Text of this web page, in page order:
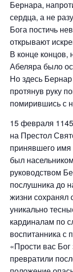
Бернара,
сердца, а не
Бога постичь
открывают
В конце концов,
Абеляра было
Но здесь
протянув руку
помирившись с
15 февраля
на Престол
принявшего имя
был
руководством
послушника до
жизни сохранял
уникально
кардиналам по
воспитанника с
«Прости вас
превратили